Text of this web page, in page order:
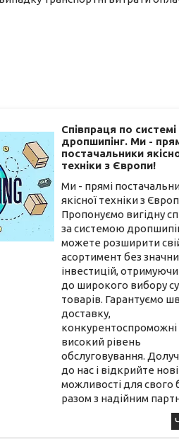
Співпраця по системі
дропшипінг. Ми -
постачальники
техніки з Європи!
Ми - прямі
якісної техніки з
Пропонуємо вигідну
за системою
можете розширити
асортимент без
інвестицій,
до широкого вибору
товарів. Гарантуємо
доставку,
конкурентоспроможні
високий рівень
обслуговування.
до нас і відкрийте нові
можливості для свого
разом з надійним